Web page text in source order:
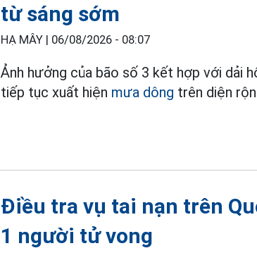
từ sáng sớm
HẠ MÂY | 06/08/2026 - 08:07
Ảnh hưởng của bão số 3 kết hợp với dải
tiếp tục xuất hiện mưa dông trên diện
Điều tra vụ tai nạn trên
1 người tử vong